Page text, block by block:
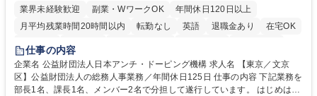
業界未経験歓迎
副業・WワークOK
年間休日120日以上
月平均残業時間20時間以内
転勤なし 英語 退職金あり
在宅OK
賞与あり
育休あり
食事補助あり
仕事の内容
企業名 公益財団法人日本アンチ・ドーピング機構 求人名 【東京／文京
区】公益財団法人の総務人事業務／年間休日125日 仕事の内容 下記業務を
部長1名、課長1名、メンバー2名で分担して遂行しています。 はじめは担